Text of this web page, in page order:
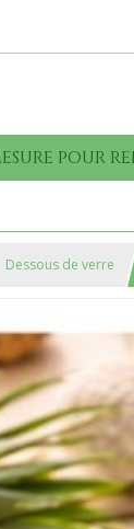
pour
Dessous de verre